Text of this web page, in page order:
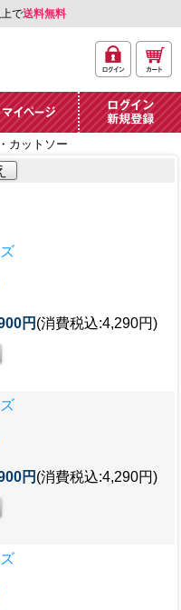
で送料無料
イン
ト
ページ
カットソー
円 (消費税込:4,290円)
円 (消費税込:4,290円)